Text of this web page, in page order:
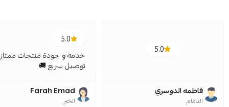
5.0
فاطمه الدوسري
الدمام
5.0
خدمة و جودة منتجات
توصيل سريع 🚚
Farah Emad
الخبر